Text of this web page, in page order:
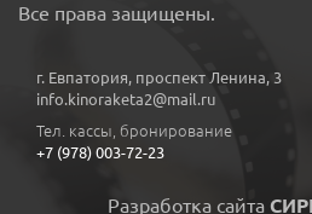
Все права защищены.
г. Евпатория, проспект Ленина, 3
info.kinoraketa2@mail.ru
Тел. кассы, бронирование
+7 (978) 003-72-23
Разработка сайта